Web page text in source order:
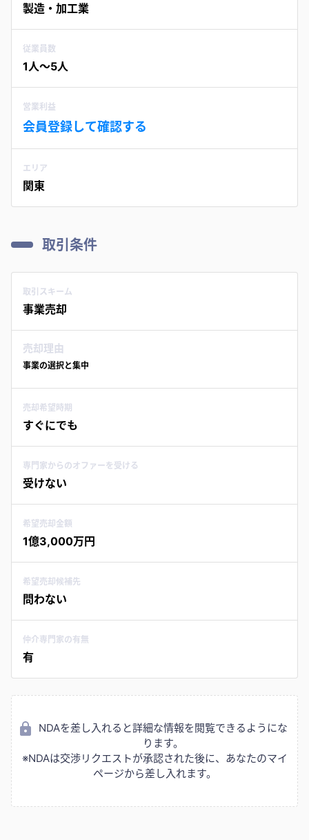
製造・加工業
従業員数
1人〜5人
営業利益
会員登録して確認する
エリア
関東
取引条件
取引スキーム
事業売却
売却理由
事業の選択と集中
売却希望時期
すぐにでも
専門家からのオファーを受ける
受けない
希望売却金額
1億3,000万円
希望売却候補先
問わない
仲介専門家の有無
有
NDAを差し入れると詳細な情報を閲覧できるようにな
ります。
※NDAは交渉リクエストが承認された後に、あなたのマイ
ページから差し入れます。